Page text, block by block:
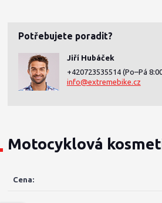
Potřebujete poradit?
Jiří Hubáček
+420723535514 (Po–Pá
info@extremebike.cz
Motocyklová
Cena: